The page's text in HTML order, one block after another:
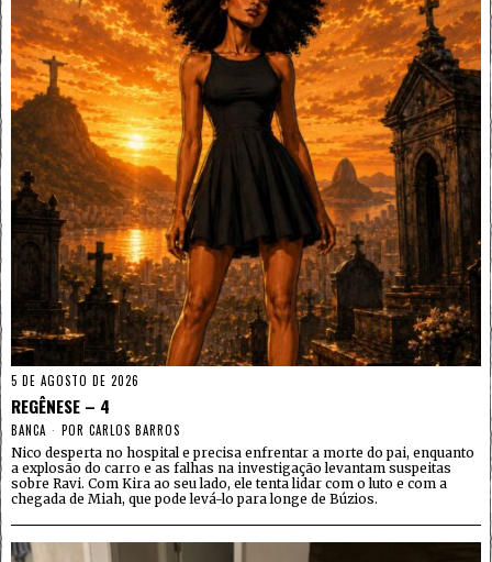
5 DE AGOSTO DE 2026
REGÊNESE – 4
BANCA POR CARLOS BARROS
Nico desperta no hospital e precisa enfrentar a morte do pai, enquanto
a explosão do carro e as falhas na investigação levantam suspeitas
sobre Ravi. Com Kira ao seu lado, ele tenta lidar com o luto e com a
chegada de Miah, que pode levá-lo para longe de Búzios.